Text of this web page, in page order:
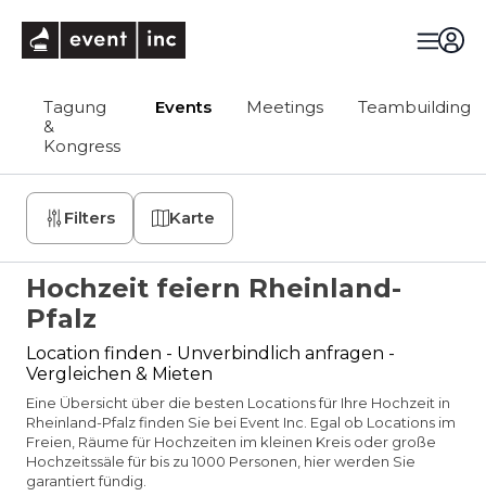
Tagung
&
Kongress
Events Meetings Teambuilding
Filters Karte
Hochzeit feiern Rheinland-
Pfalz
Location finden - Unverbindlich anfragen -
Vergleichen & Mieten
Eine Übersicht über die besten Locations für Ihre Hochzeit in
Rheinland-Pfalz finden Sie bei Event Inc. Egal ob Locations im
Freien, Räume für Hochzeiten im kleinen Kreis oder große
Hochzeitssäle für bis zu 1000 Personen, hier werden Sie
garantiert fündig.